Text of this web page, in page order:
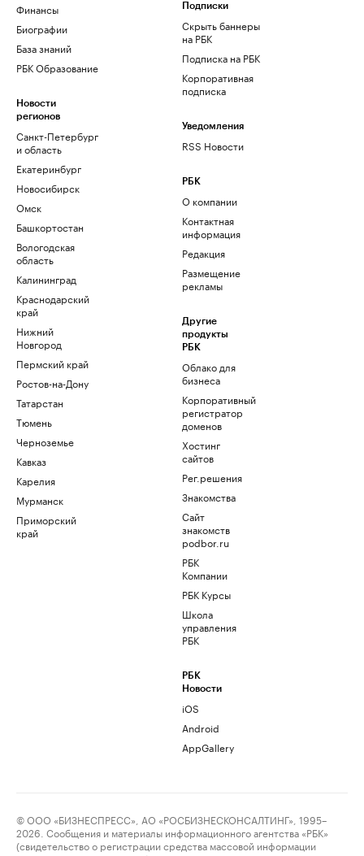
Финансы
Биографии
База знаний
РБК Образование
Новости
регионов
Санкт-Петербург
и область
Екатеринбург
Новосибирск
Омск
Башкортостан
Вологодская
область
Калининград
Краснодарский
край
Нижний
Новгород
Пермский край
Ростов-на-Дону
Татарстан
Тюмень
Черноземье
Кавказ
Карелия
Мурманск
Приморский
край
Подписки
Скрыть баннеры
на РБК
Подписка на РБК
Корпоративная
подписка
Уведомления
RSS Новости
РБК
О компании
Контактная
информация
Редакция
Размещение
рекламы
Другие
продукты
РБК
Облако для
бизнеса
Корпоративный
регистратор
доменов
Хостинг
сайтов
Рег.решения
Знакомства
Сайт
знакомств
podbor.ru
РБК
Компании
РБК Курсы
Школа
управления
РБК
РБК
Новости
iOS
Android
AppGallery
© ООО «БИЗНЕСПРЕСС», АО «РОСБИЗНЕСКОНСАЛТИНГ», 1995–
2026. Сообщения и материалы информационного агентства «РБК»
(свидетельство о регистрации средства массовой информации